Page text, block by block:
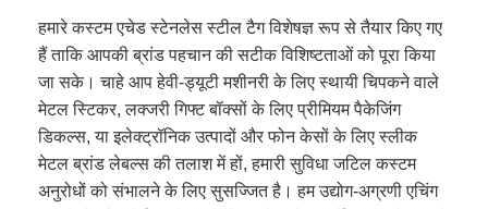
हमारे कस्टम एचेड स्टेनलेस स्टील टैग विशेषज्ञ रूप से तैयार किए गए
हैं ताकि आपकी ब्रांड पहचान की सटीक विशिष्टताओं को पूरा किया
जा सके। चाहे आप हेवी-ड्यूटी मशीनरी के लिए स्थायी चिपकने वाले
मेटल स्टिकर, लक्जरी गिफ्ट बॉक्सों के लिए प्रीमियम पैकेजिंग
डिकल्स, या इलेक्ट्रॉनिक उत्पादों और फोन केसों के लिए स्लीक
मेटल ब्रांड लेबल्स की तलाश में हों, हमारी सुविधा जटिल कस्टम
अनुरोधों को संभालने के लिए सुसज्जित है। हम उद्योग-अग्रणी एचिंग